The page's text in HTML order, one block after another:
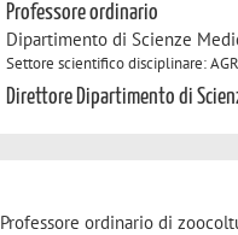
Professore ordinario
Dipartimento di Scienze
Settore scientifico disciplinare:
Direttore Dipartimento di
Professore ordinario di